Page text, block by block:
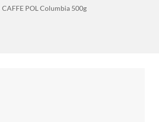
CAFFE POL Columbia 500g